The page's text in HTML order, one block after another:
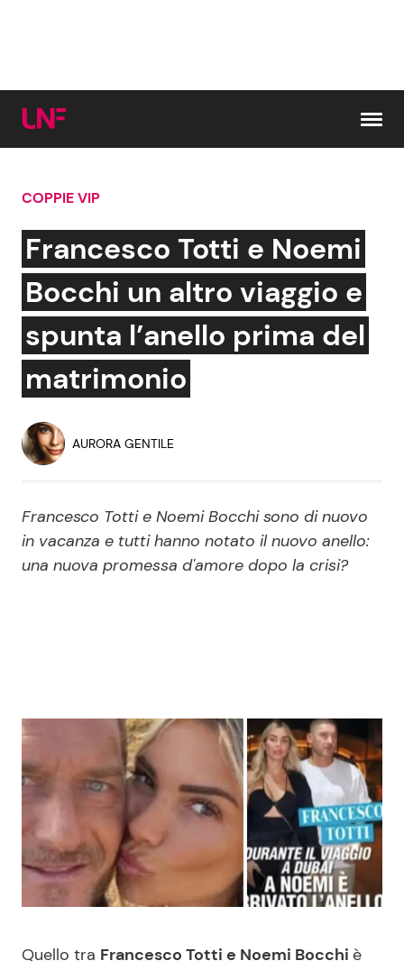
Cerca:
News e Cronaca
Attualità Italiana
Dal Mondo
Economia
Persone Scomparse
Politica
Gossip e TV
Bellezze VIP
Reality e Talent
Soap Opera
News Musica
News Spettacolo
Benessere
Casa
Cucina e Ricette
Consigli di Cucina
COPPIE VIP
Francesco Totti e Noemi
Bocchi un altro viaggio e
spunta l’anello prima del
matrimonio
AURORA GENTILE
Francesco Totti e Noemi Bocchi sono di nuovo
in vacanza e tutti hanno notato il nuovo anello:
una nuova promessa d'amore dopo la crisi?
Quello tra Francesco Totti e Noemi Bocchi è